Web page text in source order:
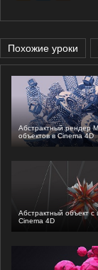
Похожие уроки
Абстрактный рендер
объектов в Cinema 4D
Абстрактный объект
Cinema 4D